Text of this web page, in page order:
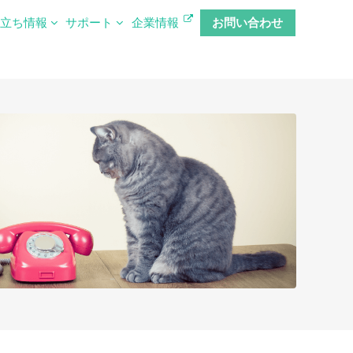
ち情報 サポート 企業情報 お問い合わせ